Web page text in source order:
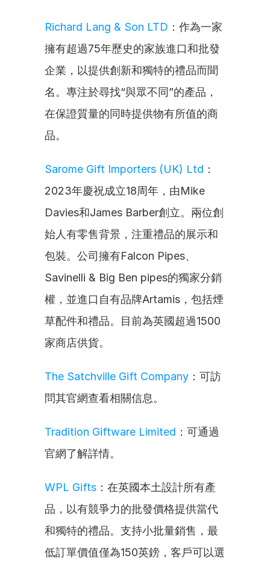
Richard Lang & Son LTD ：作為一家
擁有超過75年歷史的家族進口和批發
企業，以提供創新和獨特的禮品而聞
名。專注於尋找“與眾不同”的產品，
在保證質量的同時提供物有所值的商
品。
Sarome Gift Importers (UK) Ltd ：
2023年慶祝成立18周年，由Mike
Davies和James Barber創立。兩位創
始人有零售背景，注重禮品的展示和
包裝。公司擁有Falcon Pipes、
Savinelli & Big Ben pipes的獨家分銷
權，並進口自有品牌Artamis，包括煙
草配件和禮品。目前為英國超過1500
家商店供貨。
The Satchville Gift Company ：可訪
問其官網查看相關信息。
Tradition Giftware Limited ：可通過
官網了解詳情。
WPL Gifts ：在英國本土設計所有產
品，以有競爭力的批發價格提供當代
和獨特的禮品。支持小批量銷售，最
低訂單價值僅為150英鎊，客戶可以選